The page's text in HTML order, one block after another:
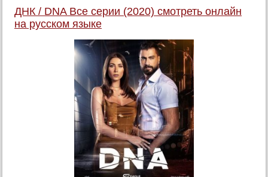
ДНК / DNA Все серии (2020) смотреть онлайн
на русском языке